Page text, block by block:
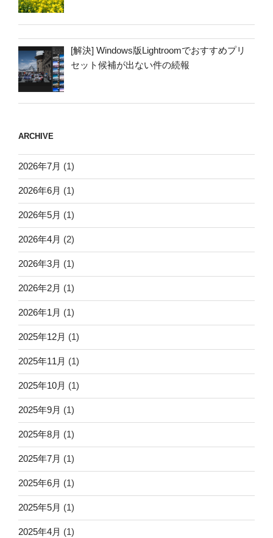
[解決] Windows版Lightroomでおすすめプリ
セット候補が出ない件の続報
ARCHIVE
2026年7月 (1)
2026年6月 (1)
2026年5月 (1)
2026年4月 (2)
2026年3月 (1)
2026年2月 (1)
2026年1月 (1)
2025年12月 (1)
2025年11月 (1)
2025年10月 (1)
2025年9月 (1)
2025年8月 (1)
2025年7月 (1)
2025年6月 (1)
2025年5月 (1)
2025年4月 (1)